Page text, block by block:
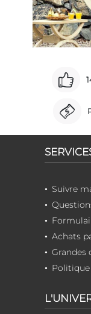
Suivre
Achats
Grandes